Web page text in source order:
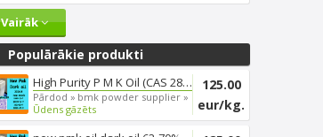
Vairāk
Populārākie produkti
High Purity P M K Oil (CAS 285...
Pārdod » bmk powder supplier »
Ūdens gāzēts
125.00
eur/kg.